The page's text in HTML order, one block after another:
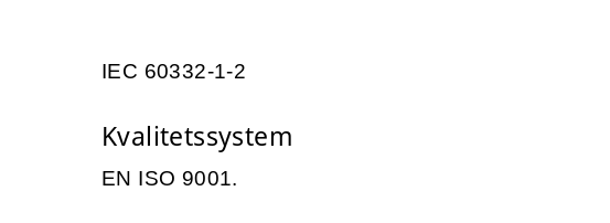
IEC 60332-1-2
Kvalitetssystem
EN ISO 9001.